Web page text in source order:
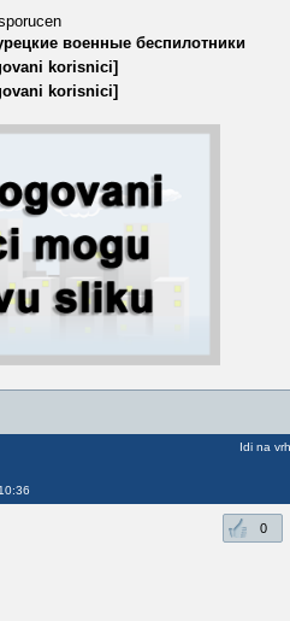
военные беспилотники
korisnici]
korisnici]
Idi na vrh
0